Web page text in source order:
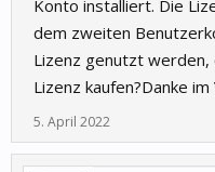
Konto installiert. Die
dem zweiten
Lizenz genutzt werden,
Lizenz kaufen?Danke
5. April 2022